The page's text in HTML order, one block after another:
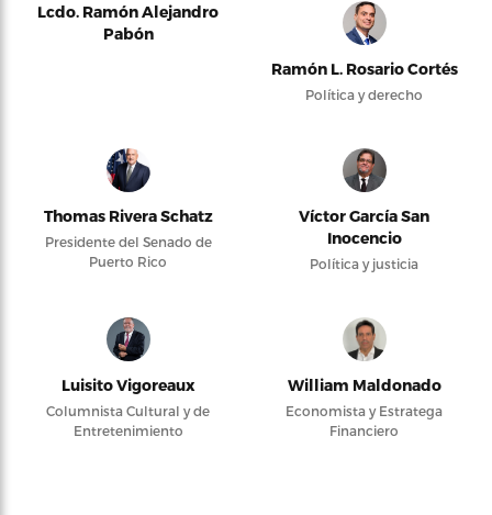
Lcdo. Ramón Alejandro
Pabón
Ramón L. Rosario Cortés
Política y derecho
Thomas Rivera Schatz
Presidente del Senado de
Puerto Rico
Víctor García San
Inocencio
Política y justicia
Luisito Vigoreaux
Columnista Cultural y de
Entretenimiento
William Maldonado
Economista y Estratega
Financiero